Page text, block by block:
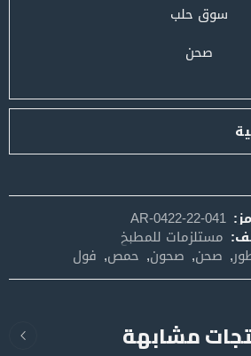
سوق حلب
صحن
AR-0422-22-041
مستلزمات للمطبخ
, صحن, صحون, حمص, فول
مشابهة